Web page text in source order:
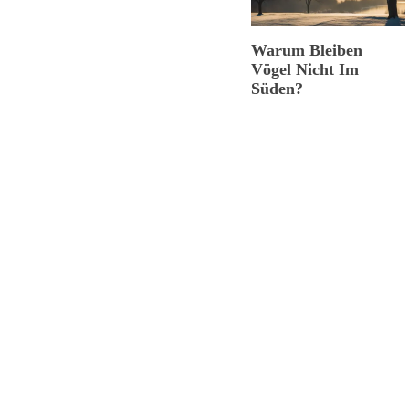
Warum Bleiben
Vögel Nicht Im
Süden?